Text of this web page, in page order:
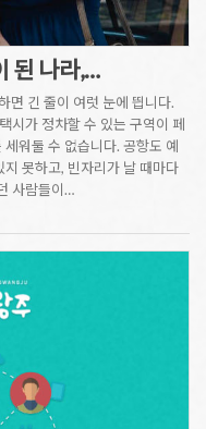
된 나라,…
면 긴 줄이 여럿 눈에 띕니다.
시가 정차할 수 있는 구역이 페
워둘 수 없습니다. 공항도 예
못하고, 빈자리가 날 때마다
사람들이…